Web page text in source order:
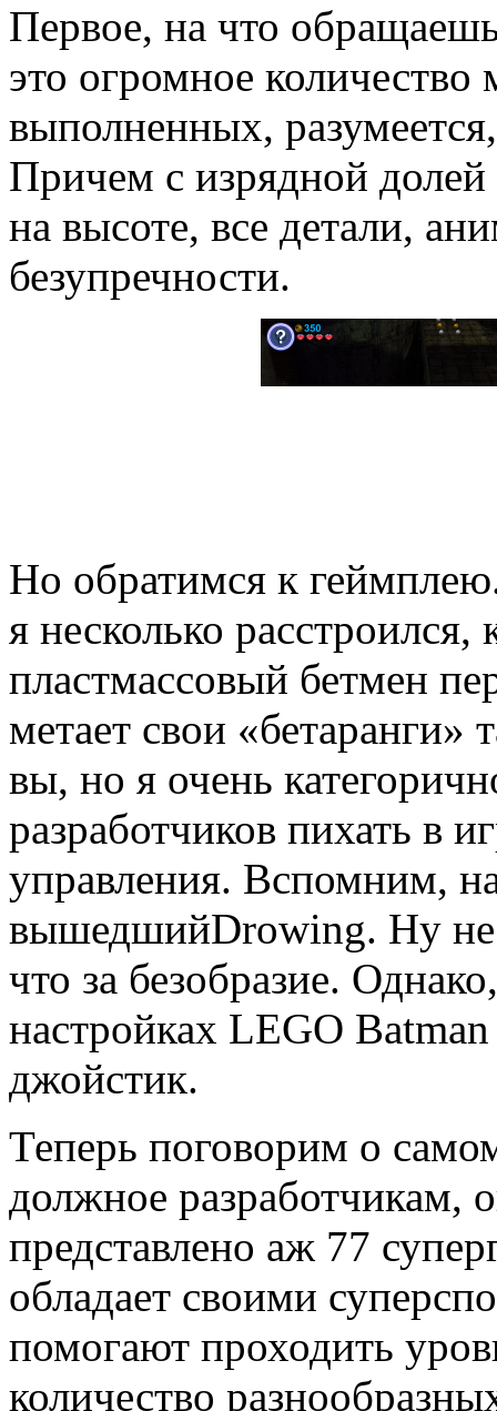
Первое, на что
это огромное
выполненных,
Причем с изрядной
на высоте, все детали,
безупречности.
Но обратимся к
я несколько
пластмассовый бетмен
метает свои
вы, но я очень
разработчиков пихать в
управления. Вспомним,
вышедшийDrowing. Ну не
что за безобразие.
настройках LEGO
джойстик.
Теперь поговорим о
должное разработчикам,
представлено аж 77
обладает своими
помогают проходить
количество